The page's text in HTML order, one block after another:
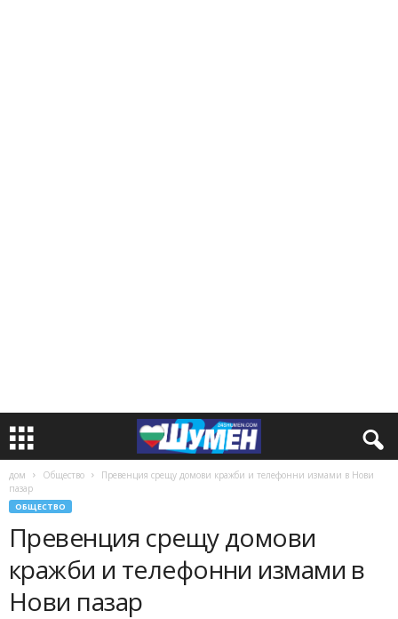
дом Общество
Превенция срещу домови кражби и телефонни измами в Нови
пазар
ОБЩЕСТВО
Превенция срещу домови
кражби и телефонни измами в
Нови пазар